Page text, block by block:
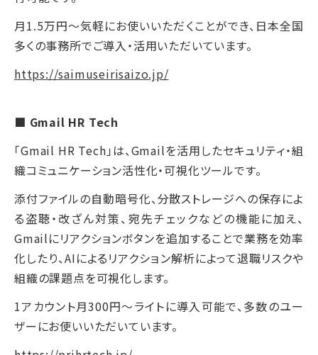
月1.5万円～気軽にお使いいただくことができ、日本全国
多くの事務所でご導入・活用いただいています。
https://saimuseirisaizo.jp/
■ Gmail HR Tech
「Gmail HR Tech」は、Gmailを活用したセキュリティ・組
織コミュニケーション活性化・可視化ツールです。
添付ファイルの自動暗号化、分散ストレージへの保存によ
る盗聴・改ざん対策、宛先チェックなどの機能に加え、
Gmailにリアクションボタンを追加することで業務を効率
化したり、AIによるリアクション解析によって退職リスクや
組織の課題点を可視化します。
1アカウント月300円～ライトに導入可能で、多数のユー
ザーにお使いいただいています。